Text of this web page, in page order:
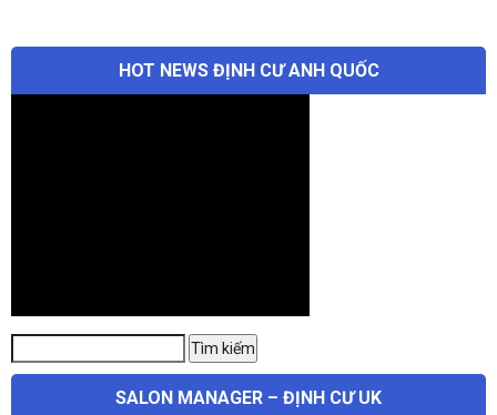
HOT NEWS ĐỊNH CƯ ANH QUỐC
Tìm kiếm
SALON MANAGER – ĐỊNH CƯ UK